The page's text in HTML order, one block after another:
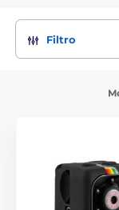
Filtro